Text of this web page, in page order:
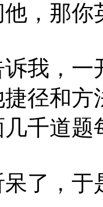
那你
，一
径和方
千道题
，于